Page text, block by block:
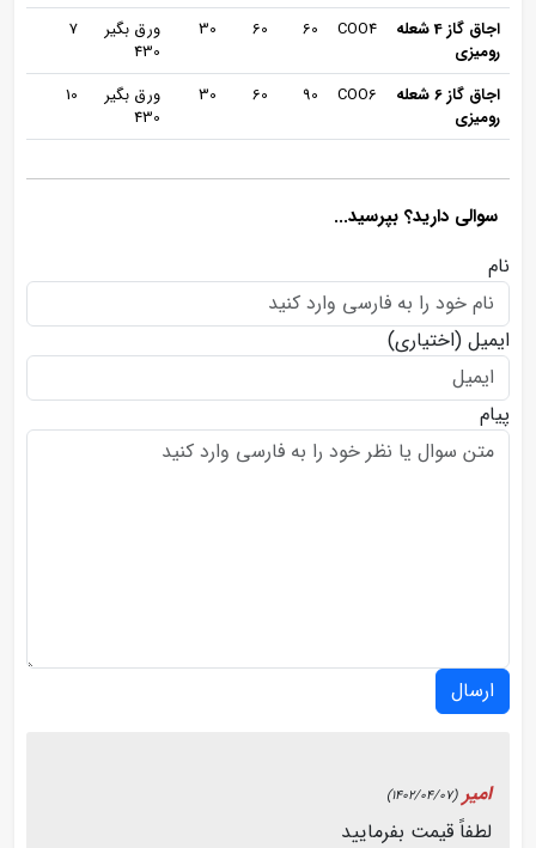
اجاق گاز 4 شعله
رومیزی
COO4
60
60
30
ورق بگیر
430
7
اجاق گاز 6 شعله
رومیزی
COO6
90
60
30
ورق بگیر
430
10
سوالی دارید؟ بپرسید...
نام
ایمیل (اختیاری)
پیام
ارسال
امیر (1402/04/07)
لطفاً قیمت بفرمایید